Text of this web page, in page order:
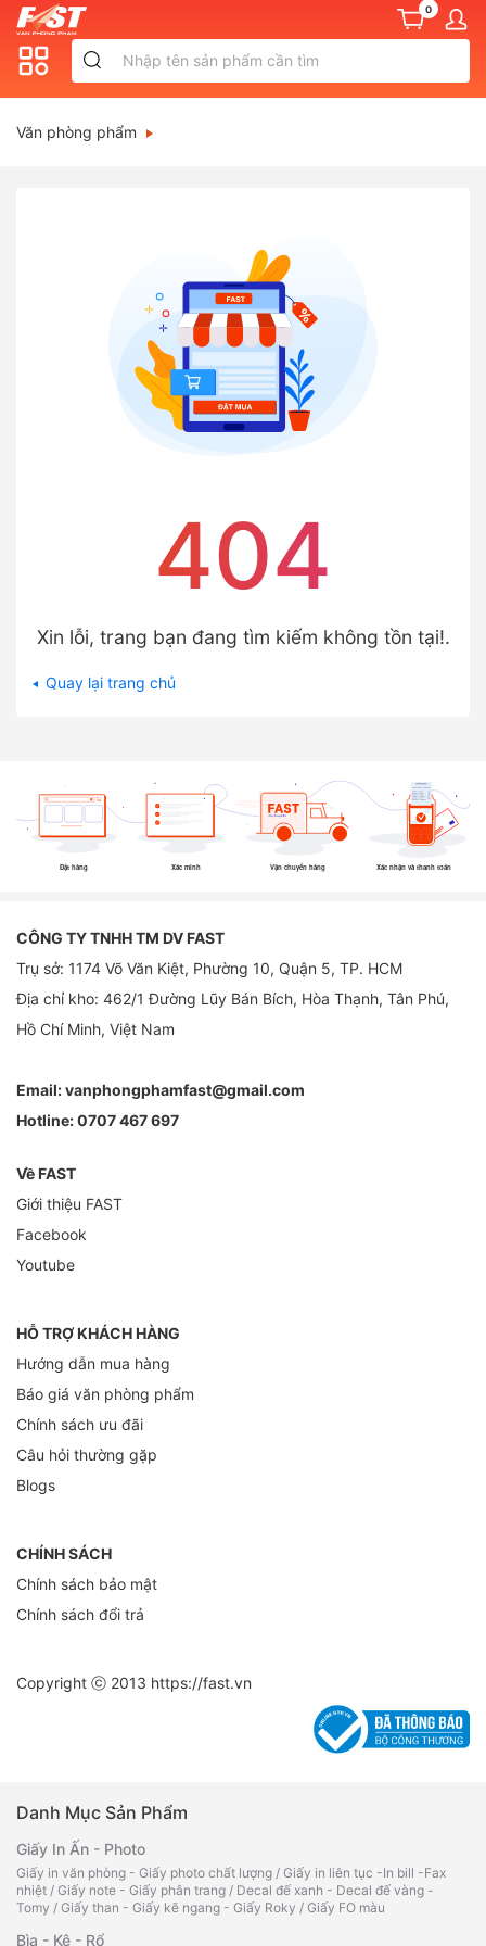
0
Văn phòng phẩm
404
Xin lỗi, trang bạn đang tìm kiếm không tồn tại!.
Quay lại trang chủ
Đặt hàng Xác minh Vận chuyển hàng Xác nhận và thanh toán
CÔNG TY TNHH TM DV FAST
Trụ sở: 1174 Võ Văn Kiệt, Phường 10, Quận 5, TP. HCM
Địa chỉ kho: 462/1 Đường Lũy Bán Bích, Hòa Thạnh, Tân Phú,
Hồ Chí Minh, Việt Nam
Email:vanphongphamfast@gmail.com
Hotline:0707 467 697
Về FAST
Giới thiệu FAST
Facebook
Youtube
HỖ TRỢ KHÁCH HÀNG
Hướng dẫn mua hàng
Báo giá văn phòng phẩm
Chính sách ưu đãi
Câu hỏi thường gặp
Blogs
CHÍNH SÁCH
Chính sách bảo mật
Chính sách đổi trả
Copyright ⓒ 2013 https://fast.vn
Danh Mục Sản Phẩm
Giấy In Ấn - Photo
Giấy in văn phòng - Giấy photo chất lượng / Giấy in liên tục -In bill -Fax
nhiệt / Giấy note - Giấy phân trang / Decal đế xanh - Decal đế vàng -
Tomy / Giấy than - Giấy kẽ ngang - Giấy Roky / Giấy FO màu
Bìa - Kệ - Rổ